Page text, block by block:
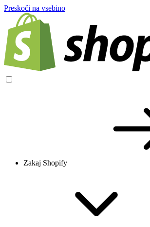
Preskoči na vsebino
Zakaj Shopify